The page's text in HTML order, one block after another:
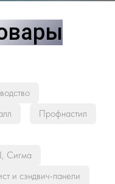
Профнастил
Сигма
и сэндвич-панели